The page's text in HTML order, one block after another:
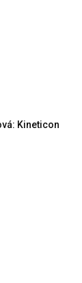
Kineticon